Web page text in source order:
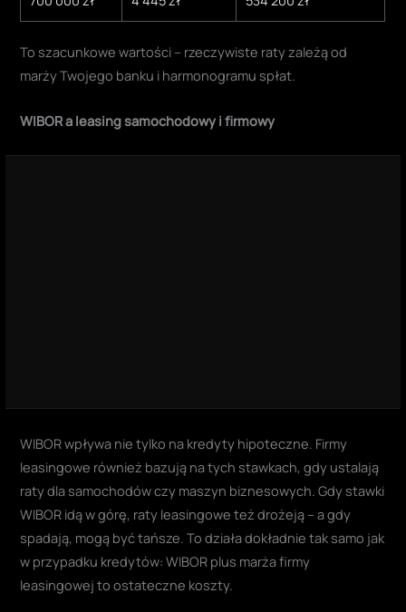
To szacunkowe wartości – rzeczywiste raty zależą od
marży Twojego banku i harmonogramu spłat.
WIBOR a leasing samochodowy i firmowy
WIBOR wpływa nie tylko na kredyty hipoteczne. Firmy
leasingowe również bazują na tych stawkach, gdy ustalają
raty dla samochodów czy maszyn biznesowych. Gdy stawki
WIBOR idą w górę, raty leasingowe też drożeją – a gdy
spadają, mogą być tańsze. To działa dokładnie tak samo jak
w przypadku kredytów: WIBOR plus marża firmy
leasingowej to ostateczne koszty.